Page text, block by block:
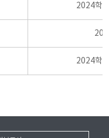
2024학
2024학